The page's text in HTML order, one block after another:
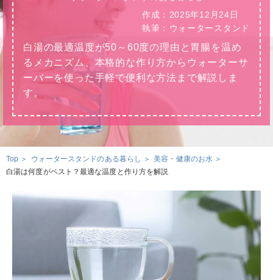
展示・キャンペーン情報
お客様の声
サポート
ウォータースタンドのある暮らし
ウォータースタンドのある暮らし トップ
ウォーターサーバー・浄水器の知識
お申込み
作成： 2025年12月24日
執筆： ウォータースタンド
白湯の最適温度が50～60度の理由と胃腸を温め
るメカニズム、本格的な作り方からウォーターサ
ーバーを使った手軽で便利な方法まで解説しま
す。
Top ウォータースタンドのある暮らし
美容・健康のお水
白湯は何度がベスト？最適な温度と作り方を解説